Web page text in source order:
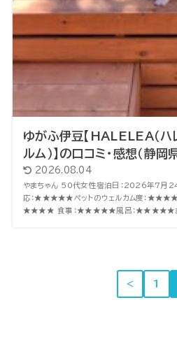
ゆがふ伊豆【HALELEA（ハ
ルム）】の口コミ・感想（静岡
2026.08.04
やまちゃん 50代女性宿泊日：2026年7月
応：★★★★★ペットのウェルカム度：★★★★★
★★★★ 食事：★★★★★風呂：★★★★★ま
＜ 1